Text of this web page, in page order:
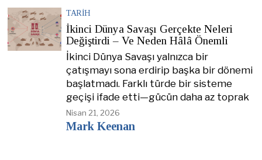
TARIH
İkinci Dünya Savaşı Gerçekte Neleri
Değiştirdi – Ve Neden Hâlâ Önemli
İkinci Dünya Savaşı yalnızca bir
çatışmayı sona erdirip başka bir dönemi
başlatmadı. Farklı türde bir sisteme
geçişi ifade etti—gücün daha az toprak
Nisan 21, 2026
Mark Keenan